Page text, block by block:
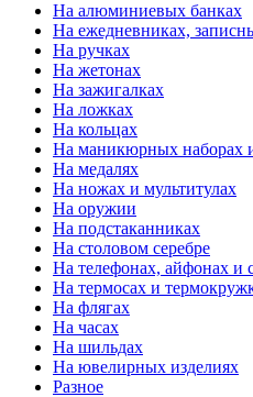
На алюминиевых банках
На ежедневниках,
На ручках
На жетонах
На зажигалках
На ложках
На кольцах
На маникюрных наборах
На медалях
На ножах и мультитулах
На оружии
На подстаканниках
На столовом серебре
На телефонах, айфонах и
На термосах и
На флягах
На часах
На шильдах
На ювелирных изделиях
Разное